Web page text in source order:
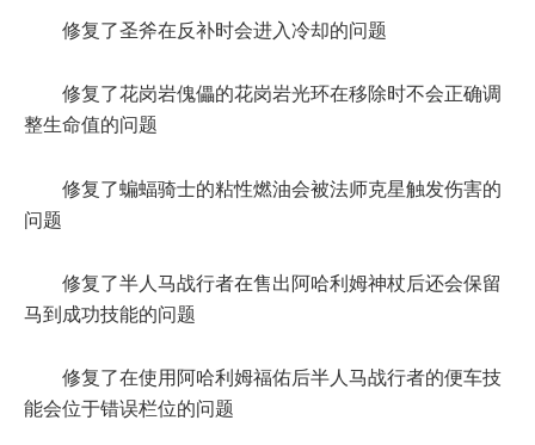
修复了圣斧在反补时会进入冷却的问题
修复了花岗岩傀儡的花岗岩光环在移除时不会正确调
整生命值的问题
修复了蝙蝠骑士的粘性燃油会被法师克星触发伤害的
问题
修复了半人马战行者在售出阿哈利姆神杖后还会保留
马到成功技能的问题
修复了在使用阿哈利姆福佑后半人马战行者的便车技
能会位于错误栏位的问题